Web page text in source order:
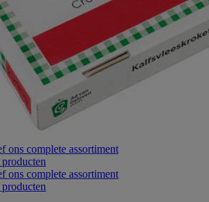
ons complete assortiment
ons complete assortiment